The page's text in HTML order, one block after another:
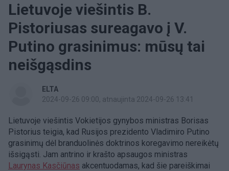
Lietuvoje viešintis B.
Pistoriusas sureagavo į V.
Putino grasinimus: mūsų tai
neišgąsdins
ELTA
2024-09-26 09:00, atnaujinta 2024-09-26 13:41
Lietuvoje viešintis Vokietijos gynybos ministras Borisas
Pistorius teigia, kad Rusijos prezidento Vladimiro Putino
grasinimų dėl branduolinės doktrinos koregavimo nereikėtų
išsigąsti. Jam antrino ir krašto apsaugos ministras
Laurynas Kasčiūnas akcentuodamas, kad šie pareiškimai